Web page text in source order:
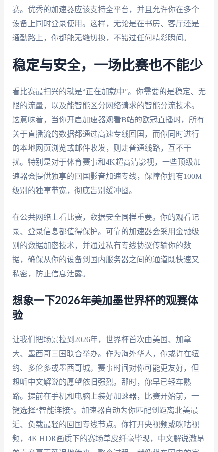
赛。优秀的加速器应该支持全平台，并且允许你在多个
设备上同时登录使用。这样，无论是在书房、客厅还是
通勤路上，你都能无缝切换，不错过任何精彩瞬间。
稳定与安全，一场比赛也不能少
看比赛最扫兴的就是“正在加载中”。你需要的是稳定、无
限的流量，以及能智能区分网络请求的智能分流技术。
这意味着，当你开启加速器观看B站的欧冠直播时，所有
关于直播流的数据都通过高速专线回国，而你同时进行
的本地网页浏览或邮件收发，则走普通线路，互不干
扰。特别是对于体育赛事和4K超高清影视，一些顶级加
速器会提供独享的回国影音加速专线，保障你拥有100M
级别的独享带宽，彻底告别缓冲圈。
在公共网络上看比赛，数据安全同样重要。你的观看记
录、登录信息都值得保护。可靠的加速器会采用金融级
别的数据加密技术，并通过私有专线协议传输你的数
据，确保从你的设备到国内服务器之间的通道既快速又
私密，防止信息泄露。
想象一下2026年美加墨世界杯的观赛体
验
让我们把场景拉到2026年，世界杯首次由美国、加拿
大、墨西哥三国联合举办。作为海外华人，你或许在纽
约、多伦多或墨西哥城。赛事时间对你可能更友好，但
想听中文解说的愿望依旧强烈。那时，你早已轻车熟
路。提前在手机和电脑上装好加速器，比赛开始前，一
键选择“智能连接”。加速器自动为你匹配到距离北美最
近、负载最轻的回国专线节点。你打开央视频或咪咕视
频，4K HDR画质下的赛场草皮纤毫毕现，中文解说激昂